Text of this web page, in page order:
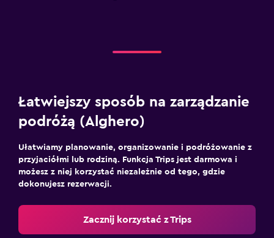
Łatwiejszy sposób na zarządzanie
podróżą (Alghero)
Ułatwiamy planowanie, organizowanie i podróżowanie z
przyjaciółmi lub rodziną. Funkcja Trips jest darmowa i
możesz z niej korzystać niezależnie od tego, gdzie
dokonujesz rezerwacji.
Zacznij korzystać z Trips